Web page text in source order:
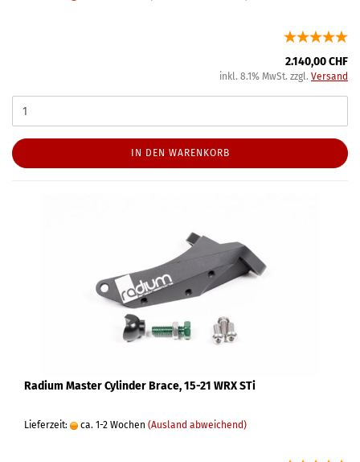
2.140,00 CHF
inkl. 8.1% MwSt. zzgl. Versand
IN DEN WARENKORB
Radium Master Cylinder Brace, 15-21 WRX STi
Lieferzeit: ca. 1-2 Wochen (Ausland abweichend)